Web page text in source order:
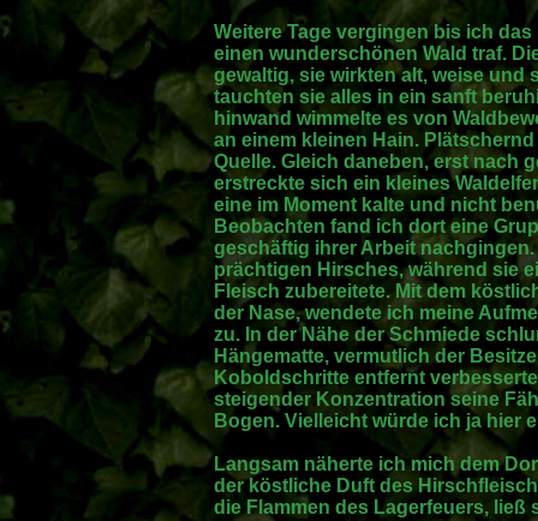
Weitere Tage vergingen bis ich
einen wunderschönen Wald traf.
gewaltig, sie wirkten alt, weise und
tauchten sie alles in ein sanft
hinwand wimmelte es von
an einem kleinen Hain.
Quelle. Gleich daneben, erst nach
erstreckte sich ein kleines
eine im Moment kalte und nicht
Beobachten fand ich dort eine
geschäftig ihrer Arbeit
prächtigen Hirsches, während sie
Fleisch zubereitete. Mit dem
der Nase, wendete ich meine
zu. In der Nähe der Schmiede
Hängematte, vermutlich der
Koboldschritte entfernt
steigender Konzentration seine
Bogen. Vielleicht würde ich ja hier
Langsam näherte ich mich dem
der köstliche Duft des
die Flammen des Lagerfeuers,